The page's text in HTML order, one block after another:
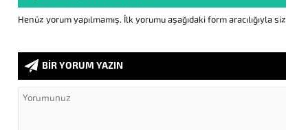
Henüz yorum yapılmamış. İlk yorumu aşağıdaki form aracılığıyla
BİR YORUM YAZIN